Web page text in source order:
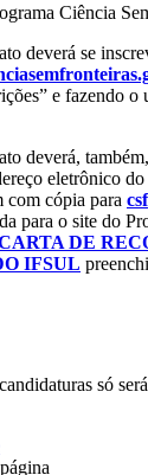
Ciência
deverá se
e fazendo o
deverá,
eletrônico
com cópia para
para o site do
DE
IFSUL
só